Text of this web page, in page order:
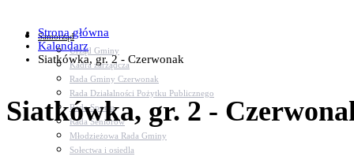
Samorząd
Urząd Gminy
Kadra zarządcza
Rada Gminy Czerwonak
Rada Działalności Pożytku Publicznego
Rada Sportu
Rada Seniorów
Młodzieżowa Rada Gminy
Sołectwa i osiedla
Strona główna
Kalendarz
Siatkówka, gr. 2 - Czerwonak
Siatkówka, gr. 2 -